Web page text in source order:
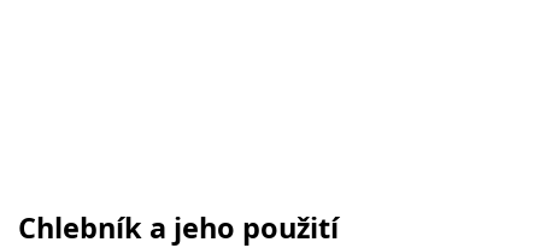
Chlebník a jeho použití